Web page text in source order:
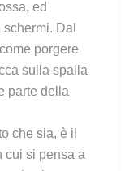
ed
Dal
porgere
sulla spalla
parte della
che sia, è il
cui si pensa a